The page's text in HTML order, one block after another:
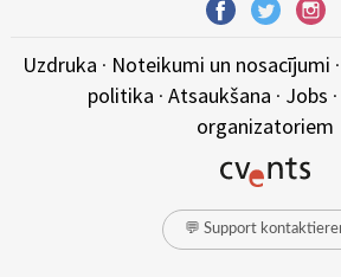
Uzdruka · Noteikumi un nosacījumi ·
politika · Atsaukšana · Jobs ·
organizatoriem
💬 Support